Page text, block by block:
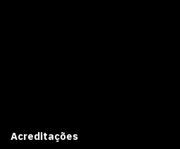
Acreditações